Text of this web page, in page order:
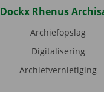
Dockx Rhenus
Archiefopslag
Digitalisering
Archiefvernietiging